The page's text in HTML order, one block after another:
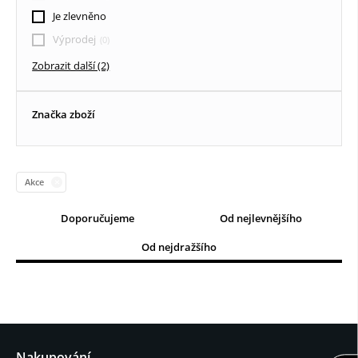
Textilní roletky DEN / NOC
Vertikální žaluzie
Dřevěné žaluzie
Je zlevněno
Výprodej
Zobrazit další (2)
Značka zboží
Akce
Doporučujeme
Od nejlevnějšího
Od nejdražšího